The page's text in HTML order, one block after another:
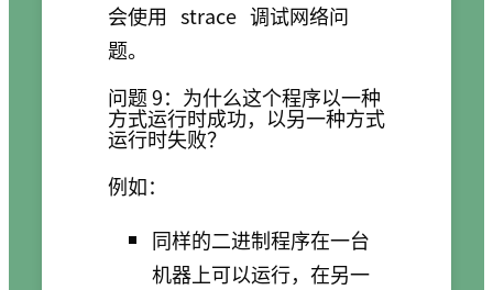
会使用 strace 调试网络问
题。
问题 9：为什么这个程序以一种
方式运行时成功，以另一种方式
运行时失败？
例如：
同样的二进制程序在一台
机器上可以运行，在另一